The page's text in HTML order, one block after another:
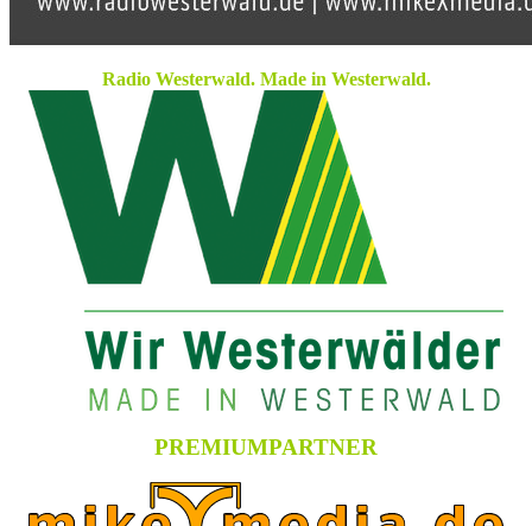
Radio Westerwald. Made in Westerwald.
PREMIUMPARTNER